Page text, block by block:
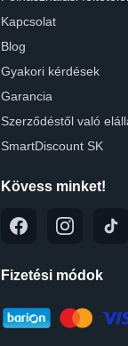
Kapcsolat
Blog
Gyakori kérdések
Garancia
Szerződéstől való
SmartDiscount SK
Kövess minket!
Fizetési módok